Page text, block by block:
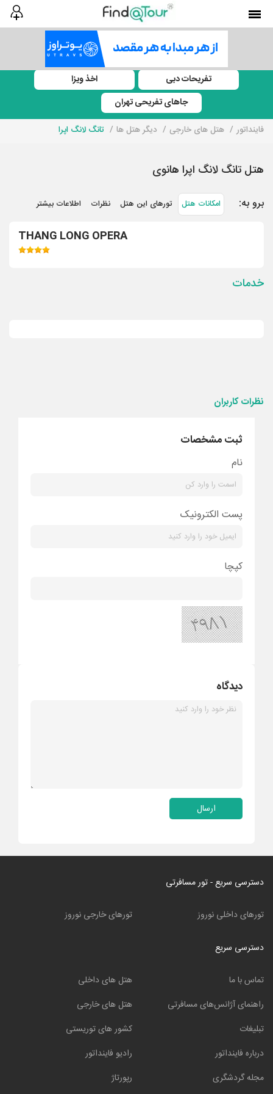
تفریحات دبی
اخذ ویزا
جاهای تفریحی تهران
فاینداتور هتل های خارجی دیگر هتل ها تانگ لانگ اپرا
هتل تانگ لانگ اپرا هانوی
برو به: امکانات هتل تورهای این هتل نظرات اطلاعات بیشتر
THANG LONG OPERA
خدمات
نظرات کاربران
ثبت مشخصات
نام
پست الکترونیک
کپچا
دیدگاه
ارسال
دسترسی سریع - تور مسافرتی
تورهای داخلی نوروز تورهای خارجی نوروز
دسترسی سریع
تماس با ما
راهنمای آژانس‌های مسافرتی
تبلیغات
درباره فاینداتور
مجله گردشگری
هتل های داخلی
هتل های خارجی
کشور های توریستی
رادیو فاینداتور
رپورتاژ